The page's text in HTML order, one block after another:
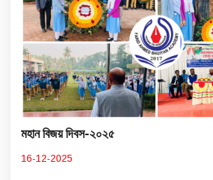
মহান বিজয় দিবস-২০২৫
16-12-2025